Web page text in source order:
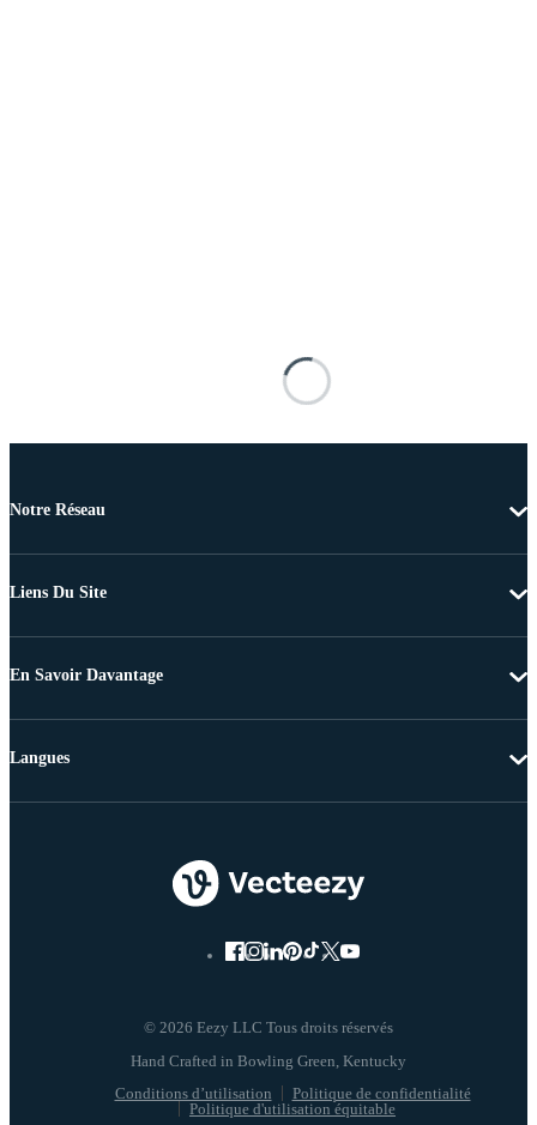
Notre Réseau
Liens Du Site
En Savoir Davantage
© 2026 Eezy LLC Tous droits réservés
Conditions d’utilisation
Politique de confidentialité
Politique d'utilisation équitable
Langues